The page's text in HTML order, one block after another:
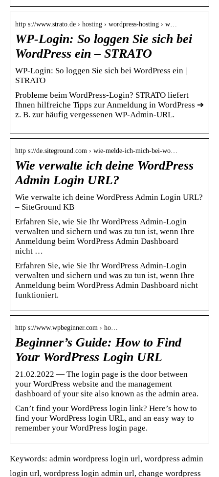
http s://www.strato.de › hosting › wordpress-hosting › w…
WP-Login: So loggen Sie sich bei
WordPress ein – STRATO
WP-Login: So loggen Sie sich bei WordPress ein |
STRATO
Probleme beim WordPress-Login? STRATO liefert
Ihnen hilfreiche Tipps zur Anmeldung in WordPress ➔
z. B. zur häufig vergessenen WP-Admin-URL.
http s://de.siteground.com › wie-melde-ich-mich-bei-wo…
Wie verwalte ich deine WordPress
Admin Login URL?
Wie verwalte ich deine WordPress Admin Login URL?
– SiteGround KB
Erfahren Sie, wie Sie Ihr WordPress Admin-Login
verwalten und sichern und was zu tun ist, wenn Ihre
Anmeldung beim WordPress Admin Dashboard
nicht …
Erfahren Sie, wie Sie Ihr WordPress Admin-Login
verwalten und sichern und was zu tun ist, wenn Ihre
Anmeldung beim WordPress Admin Dashboard nicht
funktioniert.
http s://www.wpbeginner.com › ho…
Beginner’s Guide: How to Find
Your WordPress Login URL
21.02.2022 — The login page is the door between
your WordPress website and the management
dashboard of your site also known as the admin area.
Can’t find your WordPress login link? Here’s how to
find your WordPress login URL, and an easy way to
remember your WordPress login page.
Keywords: admin wordpress login url, wordpress admin
login url, wordpress login admin url, change wordpress